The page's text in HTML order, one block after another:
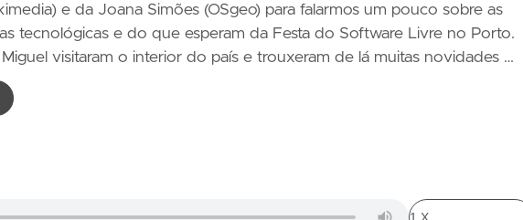
e da Joana Simões (OSgeo) para falarmos um pouco sobre as
tecnológicas e do que esperam da Festa do Software Livre no Porto.
visitaram o interior do país e trouxeram de lá muitas novidades …